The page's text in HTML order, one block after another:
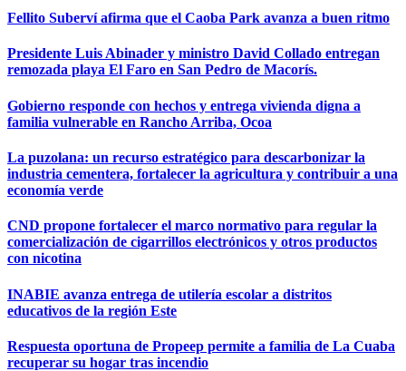
Fellito Suberví afirma que el Caoba Park avanza a buen ritmo
Presidente Luis Abinader y ministro David Collado entregan
remozada playa El Faro en San Pedro de Macorís.
Gobierno responde con hechos y entrega vivienda digna a
familia vulnerable en Rancho Arriba, Ocoa
La puzolana: un recurso estratégico para descarbonizar la
industria cementera, fortalecer la agricultura y contribuir a una
economía verde
CND propone fortalecer el marco normativo para regular la
comercialización de cigarrillos electrónicos y otros productos
con nicotina
INABIE avanza entrega de utilería escolar a distritos
educativos de la región Este
Respuesta oportuna de Propeep permite a familia de La Cuaba
recuperar su hogar tras incendio